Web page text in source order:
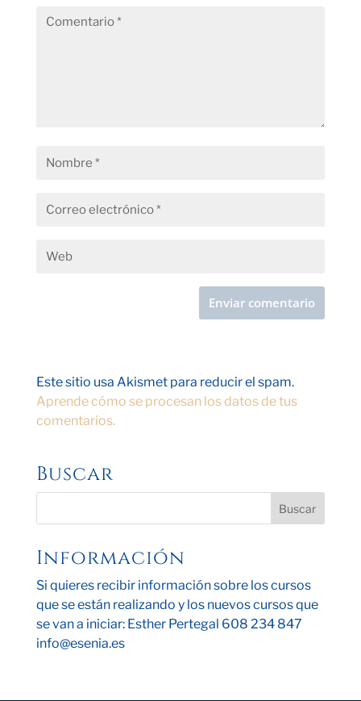
Este sitio usa Akismet para reducir el spam.
Aprende cómo se procesan los datos de tus
comentarios.
Buscar
Información
Si quieres recibir información sobre los cursos
que se están realizando y los nuevos cursos que
se van a iniciar: Esther Pertegal 608 234 847
info@esenia.es